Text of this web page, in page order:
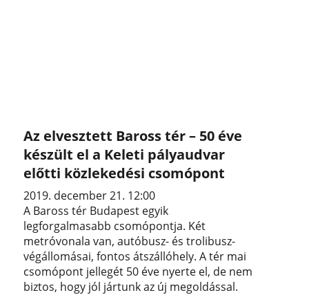
Az elvesztett Baross tér – 50 éve
készült el a Keleti pályaudvar
előtti közlekedési csomópont
2019. december 21. 12:00
A Baross tér Budapest egyik
legforgalmasabb csomópontja. Két
metróvonala van, autóbusz- és trolibusz-
végállomásai, fontos átszállóhely. A tér mai
csomópont jellegét 50 éve nyerte el, de nem
biztos, hogy jól jártunk az új megoldással.